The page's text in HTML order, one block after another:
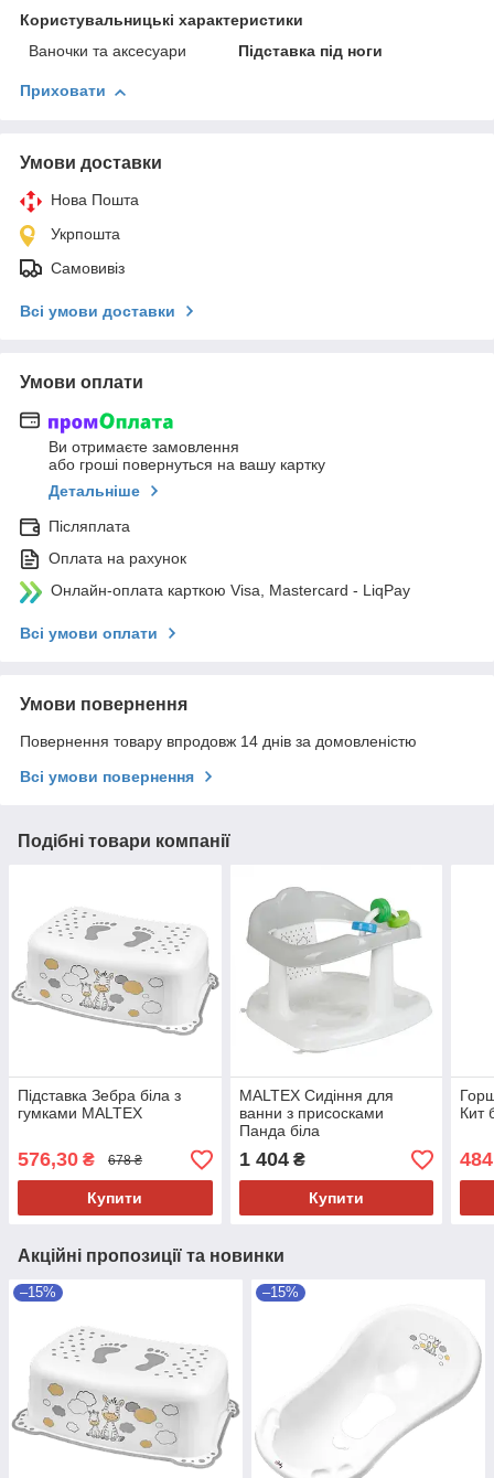
Користувальницькі характеристики
Ваночки та аксесуари
Підставка під ноги
Приховати
Умови доставки
Нова Пошта
Укрпошта
Самовивіз
Всі умови доставки
Умови оплати
Ви отримаєте замовлення
або гроші повернуться на вашу картку
Детальніше
Післяплата
Оплата на рахунок
Онлайн-оплата карткою Visa, Mastercard - LiqPay
Всі умови оплати
Умови повернення
Повернення товару впродовж 14 днів за домовленістю
Всі умови повернення
Подібні товари компанії
Підставка Зебра біла з
гумками MALTEX
576,30 ₴ 678 ₴
Купити
MALTEX Сидіння для
ванни з присосками
Панда біла
1 404₴
Купити
Кит
Акційні пропозиції та новинки
–15% –15%